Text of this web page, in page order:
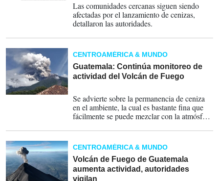
Las comunidades cercanas siguen siendo
afectadas por el lanzamiento de cenizas,
detallaron las autoridades.
CENTROAMÉRICA & MUNDO
Guatemala: Continúa monitoreo de
actividad del Volcán de Fuego
Se advierte sobre la permanencia de ceniza
en el ambiente, la cual es bastante fina que
fácilmente se puede mezclar con la atmósfera
CENTROAMÉRICA & MUNDO
Volcán de Fuego de Guatemala
aumenta actividad, autoridades
vigilan